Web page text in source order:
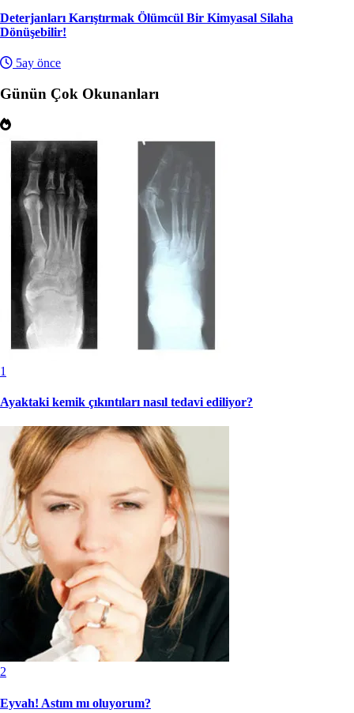
Deterjanları Karıştırmak Ölümcül Bir Kimyasal Silaha
Dönüşebilir!
5ay önce
Günün Çok Okunanları
1
Ayaktaki kemik çıkıntıları nasıl tedavi ediliyor?
2
Eyvah! Astım mı oluyorum?